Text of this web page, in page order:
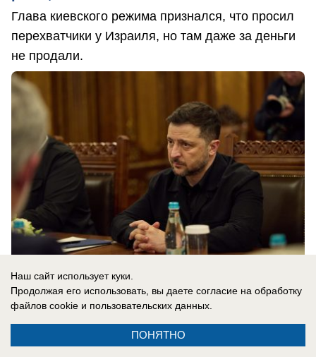
Глава киевского режима признался, что просил
перехватчики у Израиля, но там даже за деньги
не продали.
08.08.2026
Наш сайт использует куки.
Продолжая его использовать, вы даете согласие на обработку
файлов cookie и пользовательских данных.
ПОНЯТНО